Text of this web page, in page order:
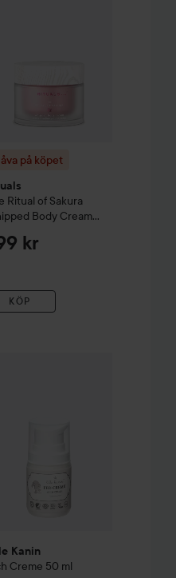
bra för torr, solkysst
på köpet
Ritual of Sakura
Body Cream
kr
KÖP
Kanin
Creme 50 ml